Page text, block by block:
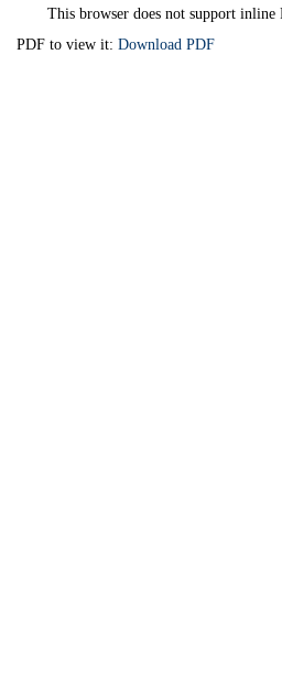
This browser does not support inline
PDF to view it: Download PDF